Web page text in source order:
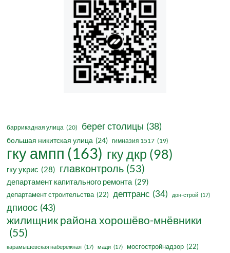
баррикадная улица (20) берег столицы (38)
большая никитская улица (24) гимназия 1517 (19)
гку ампп (163) гку дкр (98)
гку укрис (28) главконтроль (53)
департамент капитального ремонта (29)
департамент строительства (22) дептранс (34) дон-строй (17)
дпиоос (43)
жилищник района хорошёво-мнёвники
(55)
карамышевская набережная (17) мади (17) мосгостройнадзор (22)